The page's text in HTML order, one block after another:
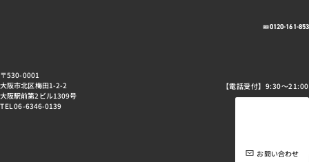
〒530-0001
大阪市北区梅田1-2-2
大阪駅前第2ビル1309号
TEL 06-6346-0139
0120-161-853
【電話受付】9:30～21:00
お問い合わせ